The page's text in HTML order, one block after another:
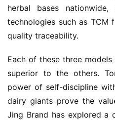
herbal bases
technologies such as TCM
quality traceability.
Each of these three
superior to the others.
power of self-discipline
dairy giants prove the
Jing Brand has explored a